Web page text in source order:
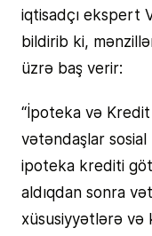
iqtisadçı ekspert
bildirib ki,
üzrə baş verir:
“İpoteka və
vətəndaşlar
ipoteka krediti
aldıqdan sonra
xüsusiyyətlərə